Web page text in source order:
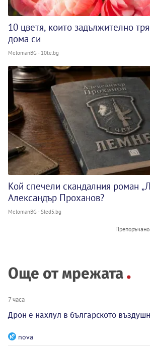
10 цветя, които задължително
дома си
MelomanBG - 10te.bg
Кой спечели скандалния роман
Александър Проханов?
MelomanBG - Sled5.bg
Още от мрежата
7 часа
Дрон е нахлул в българското
nova